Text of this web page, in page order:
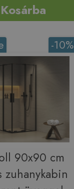
Kosárba
-10%
90x90 cm
zuhanykabin